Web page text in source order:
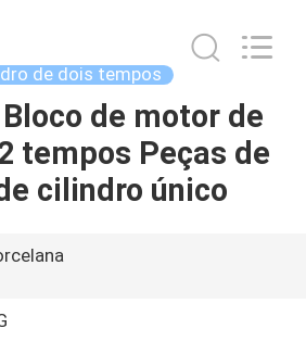
de dois tempos
de motor de
tempos Peças de
cilindro único